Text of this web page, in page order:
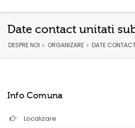
Date contact unitati
DESPRE NOI ORGANIZARE DATE
Info Comuna
Localizare